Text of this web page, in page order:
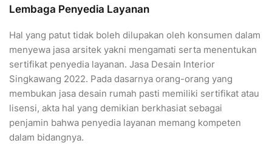
Lembaga Penyedia Layanan
Hal yang patut tidak boleh dilupakan oleh konsumen dalam
menyewa jasa arsitek yakni mengamati serta menentukan
sertifikat penyedia layanan. Jasa Desain Interior
Singkawang 2022. Pada dasarnya orang-orang yang
membukan jasa desain rumah pasti memiliki sertifikat atau
lisensi, akta hal yang demikian berkhasiat sebagai
penjamin bahwa penyedia layanan memang kompeten
dalam bidangnya.